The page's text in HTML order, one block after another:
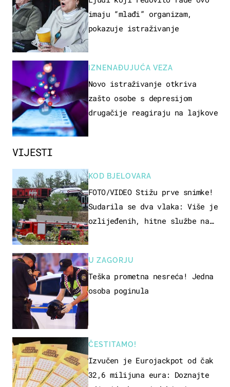
VIJESTI
KOD BJELOVARA
FOTO/VIDEO Stižu prve snimke!
Sudarila se dva vlaka: Više je
ozlijeđenih, hitne službe na
U ZAGORJU
Teška prometna nesreća! Jedna
osoba poginula
ČESTITAMO!
Izvučen je Eurojackpot od čak
32,6 milijuna eura: Doznajte
imaju “mlađi” organizam,
pokazuje istraživanje
IZNENAĐUJUĆA VEZA
Novo istraživanje otkriva
zašto osobe s depresijom
drugačije reagiraju na lajkove